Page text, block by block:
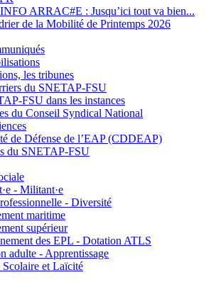
ARRAC#E : Jusqu’ici tout va bien...
de la Mobilité de Printemps 2026
les tribunes
du SNETAP-FSU
FSU dans les instances
du Conseil Syndical National
de Défense de l’EAP (CDDEAP)
du SNETAP-FSU
- Militant·e
- Diversité
maritime
supérieur
des EPL - Dotation ATLS
adulte - Apprentissage
et Laïcité